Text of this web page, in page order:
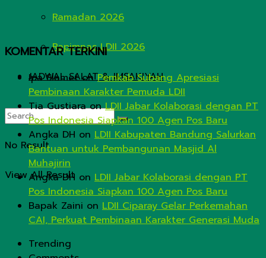
Ramadan 2026
Rapimnas LDII 2026
JADWAL SALAT & IMSAKIYAH
No Result
View All Result
KOMENTAR TERKINI
Ipa SlametonPemkab Subang Apresiasi
Pembinaan Karakter Pemuda LDII
Tia GustiaraonLDII Jabar Kolaborasi dengan PT
Pos Indonesia Siapkan 100 Agen Pos Baru
Angka DH on LDII Kabupaten Bandung Salurkan
Bantuan untuk Pembangunan Masjid Al
Muhajirin
Angka DH on LDII Jabar Kolaborasi dengan PT
Pos Indonesia Siapkan 100 Agen Pos Baru
Bapak Zaini on LDII Ciparay Gelar Perkemahan
CAI, Perkuat Pembinaan Karakter Generasi Muda
Trending